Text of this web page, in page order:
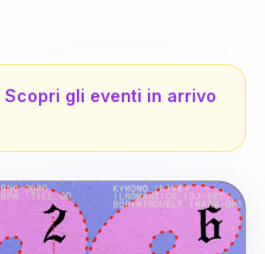
Scopri gli eventi in arrivo